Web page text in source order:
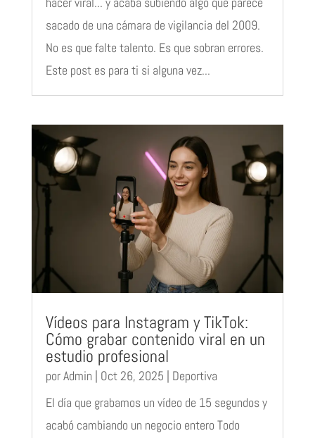
sacado de una cámara de vigilancia del 2009.
No es que falte talento. Es que sobran errores.
Este post es para ti si alguna vez...
Vídeos para Instagram y TikTok:
Cómo grabar contenido viral en un
estudio profesional
porAdmin | Oct 26, 2025 | Deportiva
El día que grabamos un vídeo de 15 segundos y
acabó cambiando un negocio entero Todo